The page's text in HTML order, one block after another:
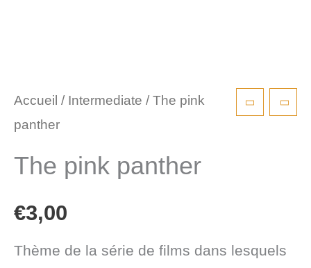
Accueil / Intermediate / The pink
panther
The pink panther
€3,00
Thème de la série de films dans lesquels